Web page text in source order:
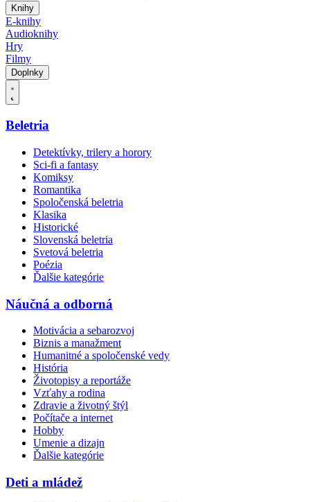
Knihy
E-knihy
Audioknihy
Hry
Filmy
Doplnky
Beletria
Detektívky, trilery a horory
Sci-fi a fantasy
Komiksy
Romantika
Spoločenská beletria
Klasika
Historické
Slovenská beletria
Svetová beletria
Poézia
Ďalšie kategórie
Náučná a odborná
Motivácia a sebarozvoj
Biznis a manažment
Humanitné a spoločenské vedy
História
Životopisy a reportáže
Vzťahy a rodina
Zdravie a životný štýl
Počítače a internet
Hobby
Umenie a dizajn
Ďalšie kategórie
Deti a mládež